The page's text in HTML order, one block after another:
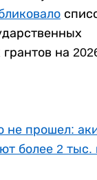
грантов на
не прошел:
более 2 тыс.